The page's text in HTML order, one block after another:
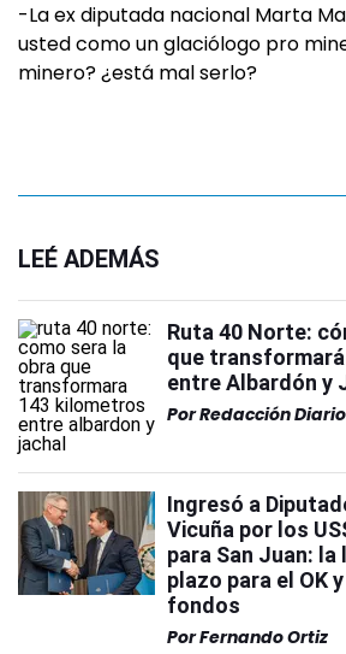
-La ex diputada nacional Marta
usted como un glaciólogo pro
minero? ¿está mal serlo?
LEÉ ADEMÁS
Ruta 40 Norte:
que
entre Albardón y
PorRedacción
Ingresó a
Vicuña por los
para San Juan: la
plazo para el OK
fondos
PorFernando Ortiz